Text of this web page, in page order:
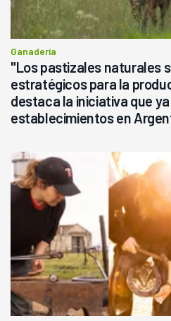
Ganadería
"Los pastizales naturales
estratégicos para la
destaca la iniciativa que
establecimientos en